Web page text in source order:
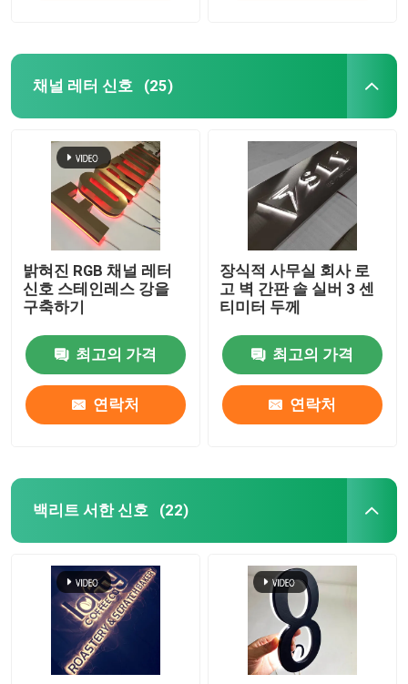
채널 레터 신호 (25)
밝혀진 RGB 채널 레터
신호 스테인레스 강을
구축하기
최고의 가격
연락처
장식적 사무실 회사 로
고 벽 간판 솔 실버 3 센
티미터 두께
최고의 가격
연락처
백리트 서한 신호 (22)